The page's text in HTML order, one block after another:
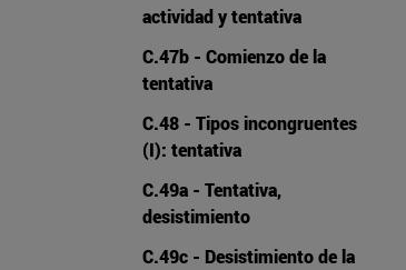
actividad y tentativa
C.47b - Comienzo de la
tentativa
C.48 - Tipos incongruentes
(I): tentativa
C.49a - Tentativa,
desistimiento
C.49c - Desistimiento de la